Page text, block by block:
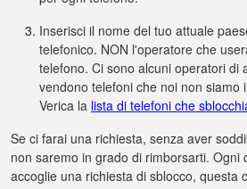
Inserisci il nome del tuo attuale
telefonico. NON l'operatore che
telefono. Ci sono alcuni operatori di
vendono telefoni che noi non siamo
Verica la lista di telefoni che
Se ci farai una richiesta, senza aver
non saremo in grado di rimborsarti. Ogni
accoglie una richiesta di sblocco, questa